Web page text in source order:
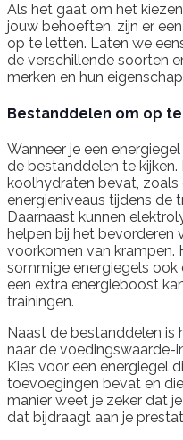
Als het gaat om het
jouw behoeften, zijn er
op te letten. Laten we
de verschillende soorten
merken en hun
Bestanddelen om op
Wanneer je een
de bestanddelen te
koolhydraten bevat,
energieniveaus tijdens de
Daarnaast kunnen
helpen bij het bevorderen
voorkomen van krampen.
sommige energiegels
een extra energieboost
trainingen.
Naast de bestanddelen is
naar de voedingswaarde-
Kies voor een energiegel
toevoegingen bevat en
manier weet je zeker dat
dat bijdraagt aan je